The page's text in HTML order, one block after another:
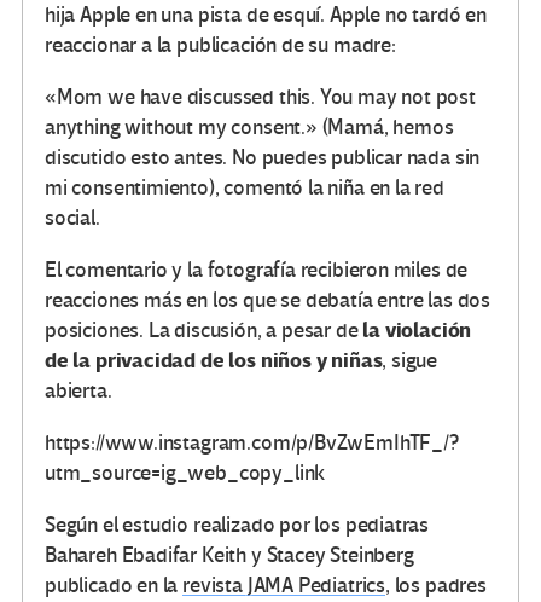
hija Apple en una pista de esquí. Apple no tardó en
reaccionar a la publicación de su madre:
«Mom we have discussed this. You may not post
anything without my consent.» (Mamá, hemos
discutido esto antes. No puedes publicar nada sin
mi consentimiento), comentó la niña en la red
social.
El comentario y la fotografía recibieron miles de
reacciones más en los que se debatía entre las dos
posiciones. La discusión, a pesar dela violación
de la privacidad de los niños y niñas, sigue
abierta.
https://www.instagram.com/p/BvZwEmIhTF_/?
utm_source=ig_web_copy_link
Según el estudio realizado por los pediatras
Bahareh Ebadifar Keith y Stacey Steinberg
publicado en la revista JAMA Pediatrics, los padres